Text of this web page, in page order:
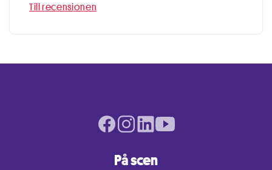
Till recensionen
På scen
Facebook page
Instagram page
LinkedIn pageYoutube page